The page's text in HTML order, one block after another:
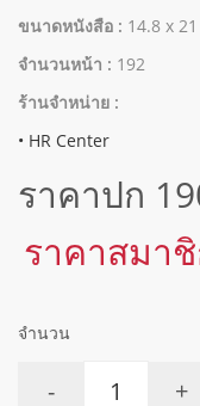
ขนาดหนังสือ : 14.8 x
จำนวนหน้า : 192
ร้านจำหน่าย :
• HR Center
ราคาปก
ราคาสมา
จำนวน
- +